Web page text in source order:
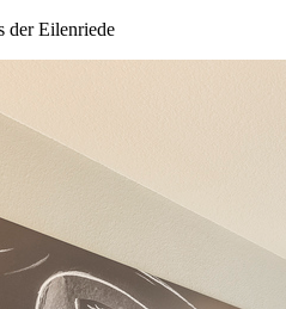
der Eilenriede